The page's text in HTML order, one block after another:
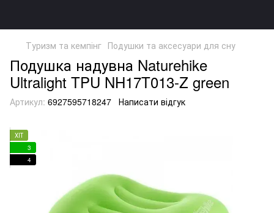
Туризм та кемпінг Подушки та аксесуари для сну
Подушка надувна Naturehike
Ultralight TPU NH17T013-Z green
Артикул: 6927595718247 Написати відгук
ХІТ
3
4